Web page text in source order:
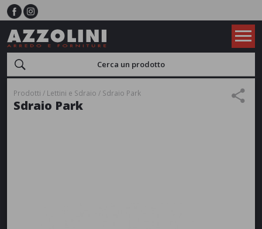
Prodotti Lettini e Sdraio Sdraio Park
Sdraio Park